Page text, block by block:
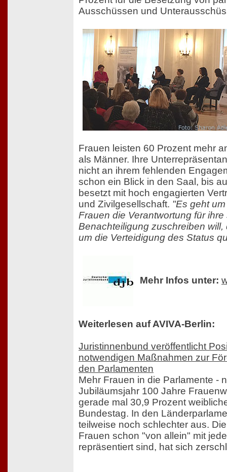
Ausschüssen und
Frauen leisten 60 Prozent mehr
als Männer. Ihre
nicht an ihrem fehlenden
schon ein Blick in den Saal, bis
besetzt mit hoch engagierten
und Zivilgesellschaft. "Es geht
Frauen die Verantwortung für ihre
Benachteiligung zuschreiben will,
um die Verteidigung des Status
Mehr Infos unter:
Weiterlesen auf AVIVA-Berlin:
Juristinnenbund veröffentlicht
notwendigen Maßnahmen zur
den Parlamenten
Mehr Frauen in die Parlamente -
Jubiläumsjahr 100 Jahre
gerade mal 30,9 Prozent
Bundestag. In den
teilweise noch schlechter aus.
Frauen schon "von allein" mit
repräsentiert sind, hat sich